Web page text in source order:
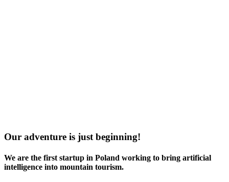
Our adventure is just beginning!
We are the first startup in Poland working to bring artificial
intelligence into mountain tourism.